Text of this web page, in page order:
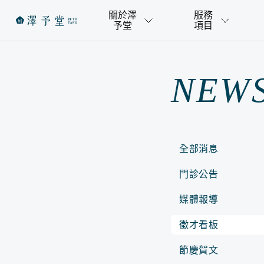
關於澤
予堂
服務
項目
全部消息
門診公告
媒體報導
徵才看板
節慶賀文